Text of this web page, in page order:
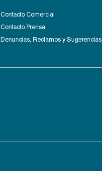
Contacto Comercial
Contacto Prensa
Denuncias, Reclamos y Sugerencias